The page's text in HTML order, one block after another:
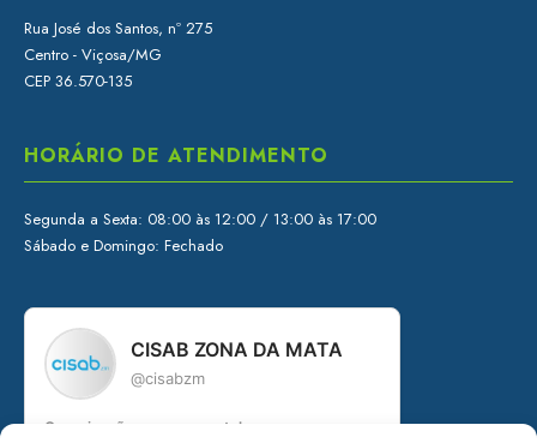
Rua José dos Santos, nº 275
Centro - Viçosa/MG
CEP 36.570-135
HORÁRIO DE ATENDIMENTO
Segunda a Sexta: 08:00 às 12:00 / 13:00 às 17:00
Sábado e Domingo: Fechado
CISAB ZONA DA MATA
@cisabzm
Organização governamental